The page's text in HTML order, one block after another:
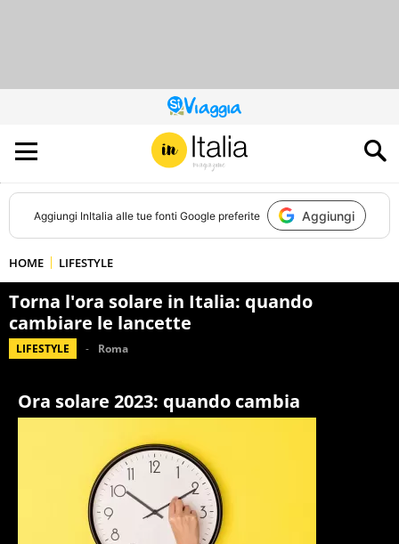
QUESTO
SITO
CONTRIBUISCE
ALL’AUDIENCE
DI
Aggiungi InItalia alle tue fonti Google preferite Aggiungi
HOME LIFESTYLE
Torna l'ora solare in Italia: quando
cambiare le lancette
LIFESTYLE Roma
Ora solare 2023: quando cambia